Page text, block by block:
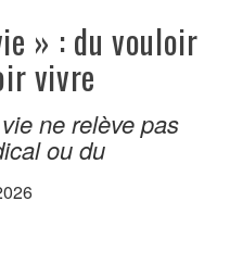
» : du vouloir
vivre
ne relève pas
ou du